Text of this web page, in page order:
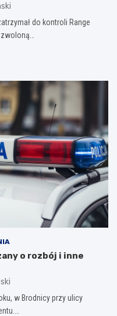
do kontroli Range
o rozbój i inne
w Brodnicy przy ulicy